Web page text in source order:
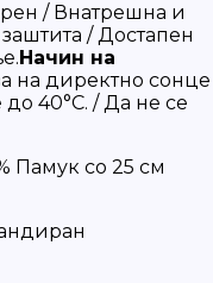
/ Внатрешна и
/ Достапен
Начин на
на директно сонце
40°C. / Да не се
Памук со 25 см